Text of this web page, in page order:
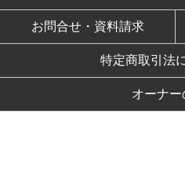
お問合せ・資料請求
特定商取引法
オーナ